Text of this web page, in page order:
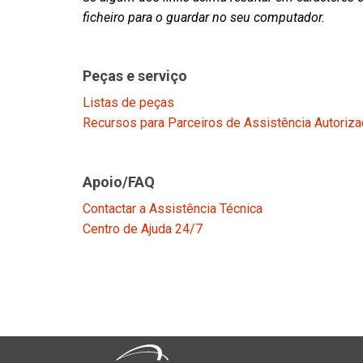
ficheiro para o guardar no seu computador.
Peças e serviço
Listas de peças
Recursos para Parceiros de Assistência
Apoio/FAQ
Contactar a Assistência Técnica
Centro de Ajuda 24/7